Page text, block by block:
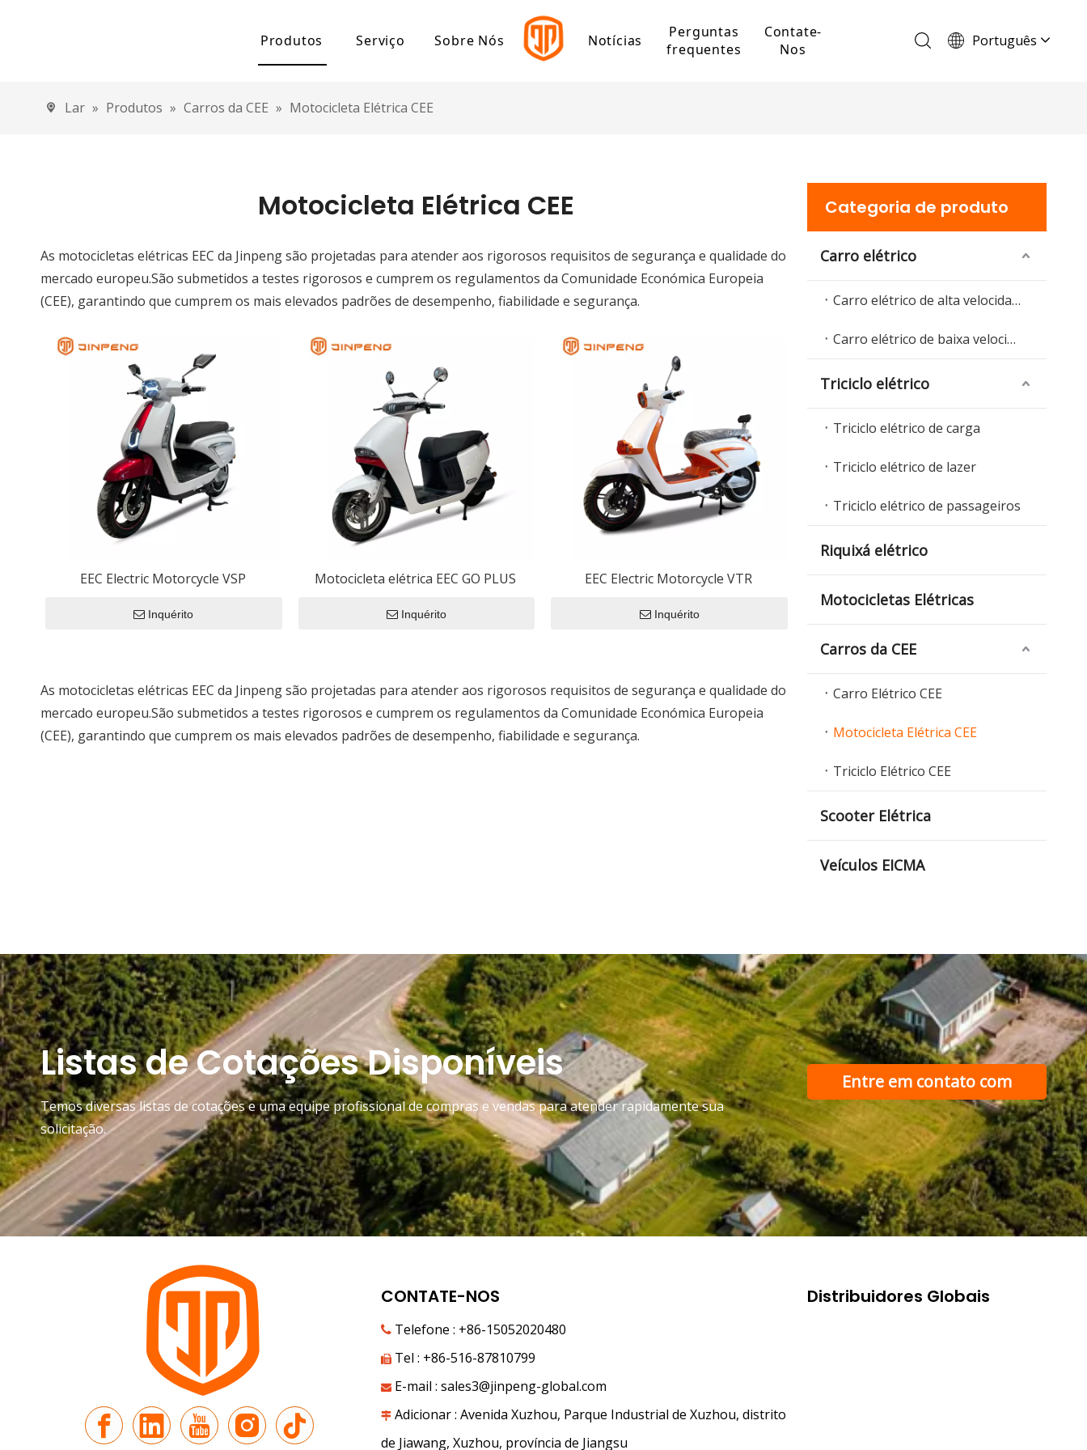
Produtos
Carro elétrico de baixa velocidade
Triciclo elétrico de carga
Triciclo elétrico de lazer
Capacitância do Filme
Capacitor de uso geral
Motocicletas Elétricas
Capacitor de mica
Carros da CEE
Serviço Sobre Nós Notícias
Perguntas
frequentes
Contate-
Nos
Português
Lar » Produtos » Carros da CEE » Motocicleta Elétrica CEE
Motocicleta Elétrica CEE
As motocicletas elétricas EEC da Jinpeng são projetadas para atender aos rigorosos requisitos de segurança e qualidade do
mercado europeu.São submetidos a testes rigorosos e cumprem os regulamentos da Comunidade Económica Europeia
(CEE), garantindo que cumprem os mais elevados padrões de desempenho, fiabilidade e segurança.
EEC Electric Motorcycle VSP
Inquérito
Motocicleta elétrica EEC GO PLUS
Inquérito
EEC Electric Motorcycle VTR
Inquérito
As motocicletas elétricas EEC da Jinpeng são projetadas para atender aos rigorosos requisitos de segurança e qualidade do
mercado europeu.São submetidos a testes rigorosos e cumprem os regulamentos da Comunidade Económica Europeia
(CEE), garantindo que cumprem os mais elevados padrões de desempenho, fiabilidade e segurança.
Categoria de produto
Carro elétrico
Carro elétrico de alta velocidade
Carro elétrico de baixa velocidade
Triciclo elétrico
Triciclo elétrico de carga
Triciclo elétrico de lazer
Triciclo elétrico de passageiros
Riquixá elétrico
Motocicletas Elétricas
Carros da CEE
Carro Elétrico CEE
Motocicleta Elétrica CEE
Triciclo Elétrico CEE
Scooter Elétrica
Veículos EICMA
Listas de Cotações Disponíveis
Temos diversas listas de cotações e uma equipe profissional de compras e vendas para atender rapidamente sua
solicitação.
Entre em contato com
nossa equipe de
suporte
CONTATE-NOS
 Telefone : +86-15052020480
 Tel : +86-516-87810799
 E-mail :sales3@jinpeng-global.com
 Adicionar : Avenida Xuzhou, Parque Industrial de Xuzhou, distrito
de Jiawang, Xuzhou, província de Jiangsu
Distribuidores Globais